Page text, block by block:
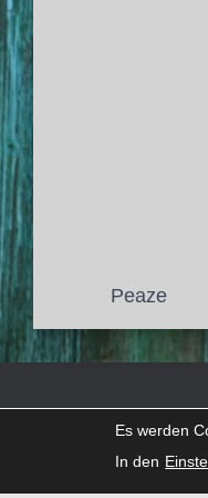
Peaze
FACEBOOK INSTAGRAM
Es werden
In den